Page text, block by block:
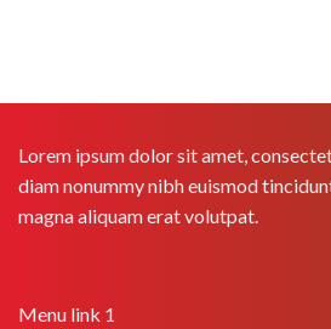
Lorem ipsum dolor sit amet,
diam nonummy nibh euismod
magna aliquam erat volutpat.
Menu link 1